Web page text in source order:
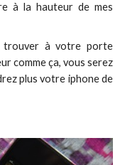
à la hauteur de mes
trouver à votre porte
comme ça, vous serez
plus votre iphone de